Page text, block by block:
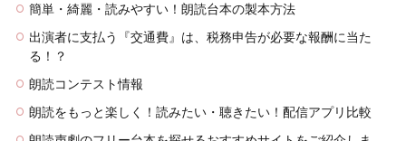
簡単・綺麗・読みやすい！朗読台本の製本方法
出演者に支払う『交通費』は、税務申告が必要な報酬に当た
る！？
朗読コンテスト情報
朗読をもっと楽しく！読みたい・聴きたい！配信アプリ比較